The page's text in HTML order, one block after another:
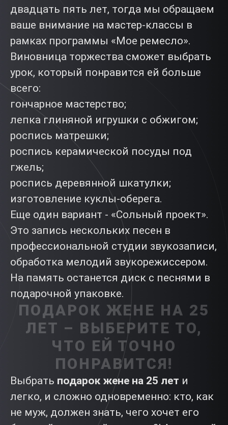
двадцать пять лет, тогда мы обращаем
ваше внимание на мастер-классы в
рамках программы «Мое ремесло».
Виновница торжества сможет выбрать
урок, который понравится ей больше
всего:
гончарное мастерство;
лепка глиняной игрушки с обжигом;
роспись матрешки;
роспись керамической посуды под
гжель;
роспись деревянной шкатулки;
изготовление куклы-оберега.
Еще один вариант - «Сольный проект».
Это запись нескольких песен в
профессиональной студии звукозаписи,
обработка мелодий звукорежиссером.
На память останется диск с песнями в
подарочной упаковке.
ПОДАРОК ЖЕНЕ НА 25
ЛЕТ – ВЫБЕРИТЕ ТО,
ЧТО ЕЙ ТОЧНО
ПОНРАВИТСЯ!
Выбрать подарок жене на 25 лет и
легко, и сложно одновременно: кто, как
не муж, должен знать, чего хочет его